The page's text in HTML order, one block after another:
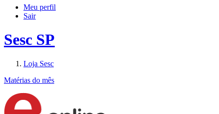
Meu perfil
Sair
Sesc SP
Loja Sesc
Matérias do mês